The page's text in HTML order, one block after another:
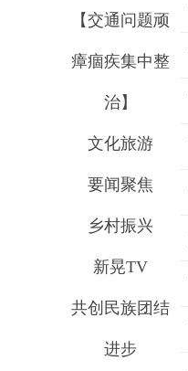
【交通问题顽
瘴痼疾集中整
治】
文化旅游
要闻聚焦
乡村振兴
新晃TV
共创民族团结
进步